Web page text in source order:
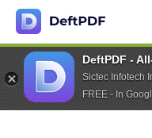
DeftPDF -
Sictec Infotech
FREE - In